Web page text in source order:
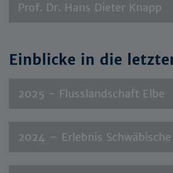
Prof. Dr. Hans Dieter Knapp
Einblicke in die
2025 - Flusslandschaft Elbe
2024 – Erlebnis